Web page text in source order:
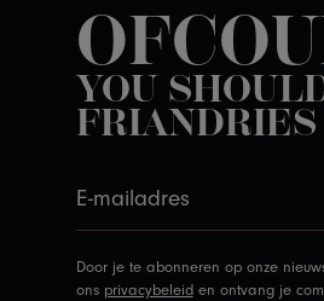
YOU
Door je te abonneren op onze
ons privacybeleiden ontvang je